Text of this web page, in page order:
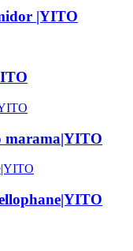
|YITO
marama|YITO